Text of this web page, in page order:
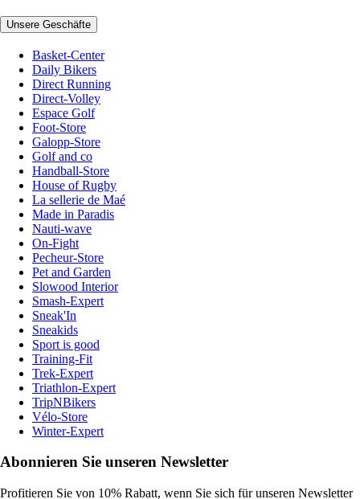
Unsere Geschäfte
Basket-Center
Daily Bikers
Direct Running
Direct-Volley
Espace Golf
Foot-Store
Galopp-Store
Golf and co
Handball-Store
House of Rugby
La sellerie de Maé
Made in Paradis
Nauti-wave
On-Fight
Pecheur-Store
Pet and Garden
Slowood Interior
Smash-Expert
Sneak'In
Sneakids
Sport is good
Training-Fit
Trek-Expert
Triathlon-Expert
TripNBikers
Vélo-Store
Winter-Expert
Abonnieren Sie unseren Newsletter
Profitieren Sie von 10% Rabatt, wenn Sie sich für unseren Newsletter